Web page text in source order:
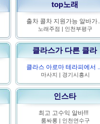
top노래
출차 콜차 지원가능 알바가..
노래주점 | 인천부평구
클라스가 다른 클라
클라스 아로마 테라피에서 ..
마사지 | 경기시흥시
인스타
최고 고수익 알바!!!
룸싸롱 | 인천연수구